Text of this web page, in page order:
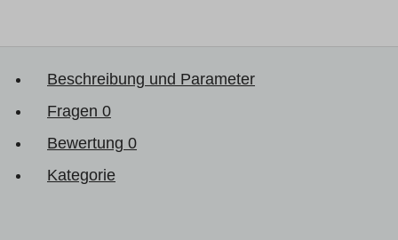
Beschreibung und Parameter
Fragen 0
Bewertung 0
Kategorie